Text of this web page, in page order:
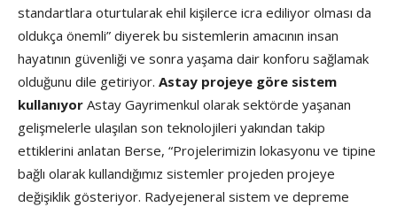
standartlara oturtularak ehil kişilerce icra ediliyor olması da
oldukça önemli” diyerek bu sistemlerin amacının insan
hayatının güvenliği ve sonra yaşama dair konforu sağlamak
olduğunu dile getiriyor. Astay projeye göre sistem
kullanıyor Astay Gayrimenkul olarak sektörde yaşanan
gelişmelerle ulaşılan son teknolojileri yakından takip
ettiklerini anlatan Berse, “Projelerimizin lokasyonu ve tipine
bağlı olarak kullandığımız sistemler projeden projeye
değişiklik gösteriyor. Radyejeneral sistem ve depreme